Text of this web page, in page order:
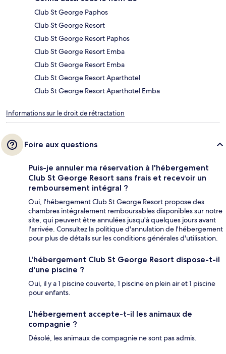
Club St George Paphos
Club St George Resort
Club St George Resort Paphos
Club St George Resort Emba
Club St George Resort Emba
Club St George Resort Aparthotel
Club St George Resort Aparthotel Emba
Informations sur le droit de rétractation
Foire aux questions
Puis-je annuler ma réservation à l'hébergement
Club St George Resort sans frais et recevoir un
remboursement intégral ?
Oui, l'hébergement Club St George Resort propose des
chambres intégralement remboursables disponibles sur notre
site, qui peuvent être annulées jusqu'à quelques jours avant
l'arrivée. Consultez la politique d'annulation de l'hébergement
pour plus de détails sur les conditions générales d'utilisation.
L'hébergement Club St George Resort dispose-t-il
d'une piscine ?
Oui, il y a 1 piscine couverte, 1 piscine en plein air et 1 piscine
pour enfants.
L'hébergement accepte-t-il les animaux de
compagnie ?
Désolé, les animaux de compagnie ne sont pas admis.